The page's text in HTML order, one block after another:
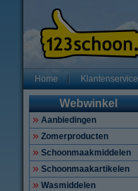
Home Klantenservice
Webwinkel
Aanbiedingen
Zomerproducten
Schoonmaakmiddelen
Schoonmaakartikelen
Wasmiddelen